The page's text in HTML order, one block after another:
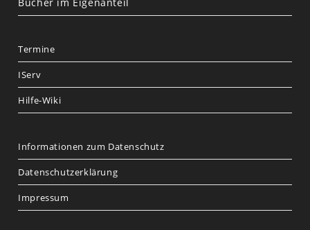
Termine
IServ
Hilfe-Wiki
Informationen zum Datenschutz
Datenschutzerklärung
Impressum